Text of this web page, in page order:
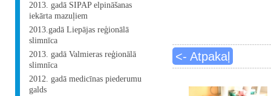
2013. gadā SIPAP elpināšanas
iekārta mazuļiem
2013.gadā Liepājas reģionālā
slimnīca
2013. gadā Valmieras reģionālā
slimnīca
2012. gadā medicīnas piederumu
galds
<- Atpakaļ